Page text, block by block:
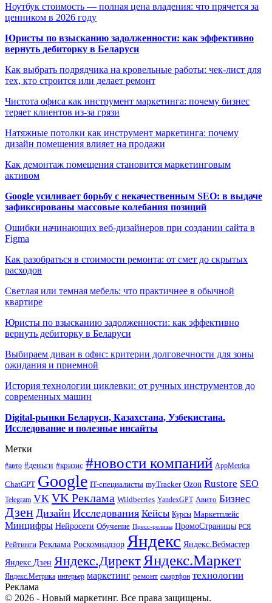
Ноутбук стоимость — полная цена владения: что прячется за
ценником в 2026 году
Юристы по взысканию задолженности: как эффективно
вернуть дебиторку в Беларуси
Как выбрать подрядчика на кровельные работы: чек-лист для
тех, кто строится или делает ремонт
Чистота офиса как инструмент маркетинга: почему бизнес
теряет клиентов из-за грязи
Натяжные потолки как инструмент маркетинга: почему
дизайн помещения влияет на продажи
Как демонтаж помещения становится маркетинговым
активом
Google усиливает борьбу с некачественным SEO: в выдаче
зафиксированы массовые колебания позиций
Ошибки начинающих веб-дизайнеров при создании сайта в
Figma
Как разобраться в стоимости ремонта: от смет до скрытых
расходов
Светлая или темная мебель: что практичнее в обычной
квартире
Юристы по взысканию задолженности: как эффективно
вернуть дебиторку в Беларуси
Выбираем диван в офис: критерии долговечности для зоны
ожидания и приемной
История технологии циклевки: от ручных инструментов до
современных машин
Digital-рынки Беларуси, Казахстана, Узбекистана.
Исследование и полезные инсайты
Метки
#авто #деньги #кризис #новости компаний AppMetrica
ChatGPT Google IT-специалисты myTracker Ozon Rustore SEO
Telegram VK VK Реклама Wildberries YandexGPT Авито Бизнес
Дзен Дизайн Исследования Кейсы Курсы Маркетплейс
Минцифры Нейросети Обучение Пресс-релизы ПромоСтраницы РСЯ
Рейтинги Реклама Роскомнадзор Яндекс Яндекс.Вебмастер
Яндекс.Дзен Яндекс.ДиректЯндекс.Маркет
Яндекс.Метрика интерьер маркетинг ремонт смартфон технологии
Реклама
© 2026 - Новый маркетинг. Все права защищены.